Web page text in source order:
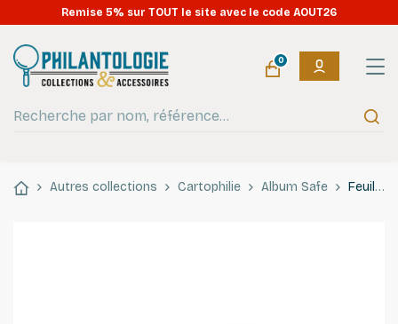
Remise 5% sur TOUT le site avec le code AOUT26
0
Autres collections Cartophilie Album Safe Feuilles blanches SAFE 6020 pour cartes postales modernes verticales.